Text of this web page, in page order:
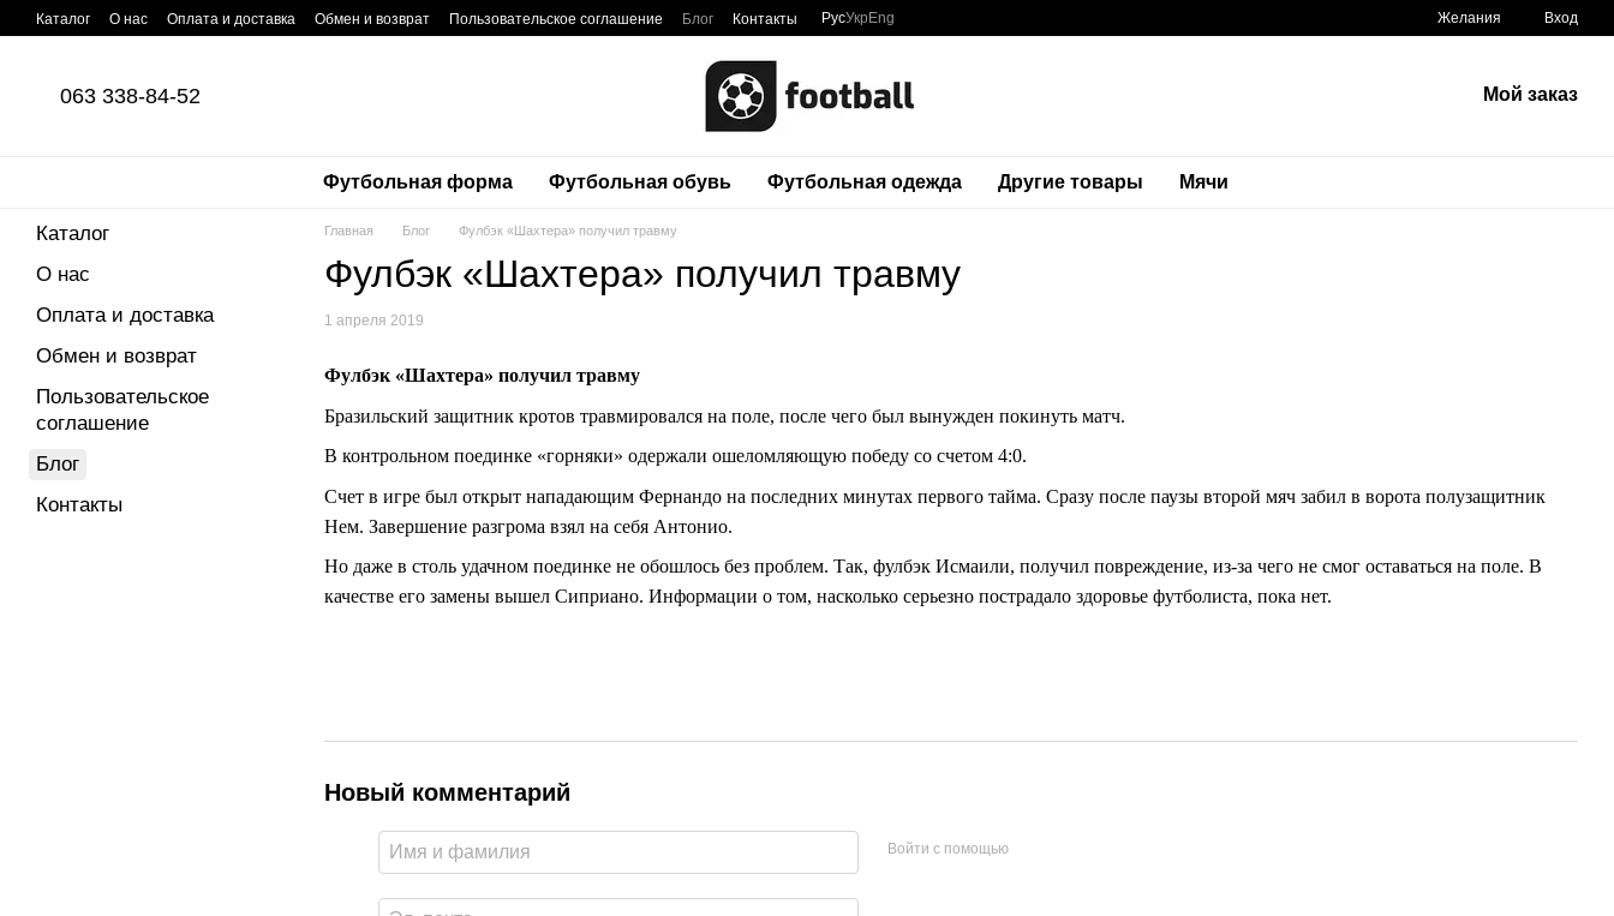
Перейти к основному контенту
Каталог О нас Оплата и доставка Обмен и возврат Пользовательское соглашение Блог Контакты РусУкр Eng Желания Вход
063 338-84-52 Мой заказ
Футбольная форма Футбольная обувь Футбольная одежда Другие товары Мячи
Главная Блог Фулбэк «Шахтера» получил травму
Фулбэк «Шахтера» получил травму
1 апреля 2019
Фулбэк «Шахтера» получил травму
Бразильский защитник кротов травмировался на поле, после чего был вынужден покинуть матч.
В контрольном поединке «горняки» одержали ошеломляющую победу со счетом 4:0.
Счет в игре был открыт нападающим Фернандо на последних минутах первого тайма. Сразу после паузы второй мяч забил в ворота полузащитник
Нем. Завершение разгрома взял на себя Антонио.
Но даже в столь удачном поединке не обошлось без проблем. Так, фулбэк Исмаили, получил повреждение, из-за чего не смог оставаться на поле. В
качестве его замены вышел Сиприано. Информации о том, насколько серьезно пострадало здоровье футболиста, пока нет.
Новый комментарий
Войти с помощью
Каталог
О нас
Оплата и доставка
Обмен и возврат
Пользовательское
соглашение
Блог
Контакты